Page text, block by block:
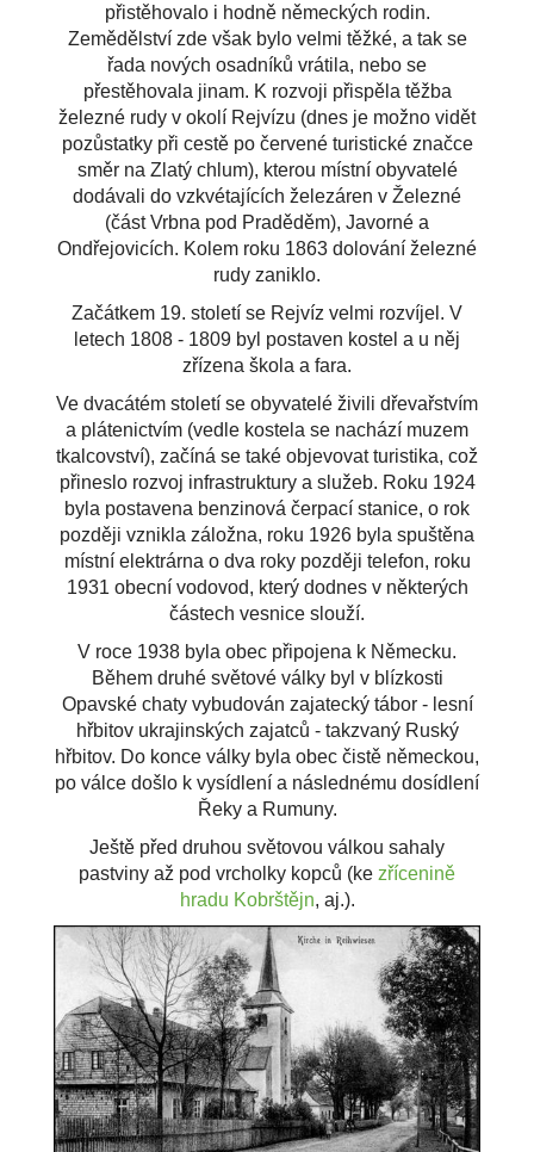
přistěhovalo i hodně německých rodin.
Zemědělství zde však bylo velmi těžké, a tak se
řada nových osadníků vrátila, nebo se
přestěhovala jinam. K rozvoji přispěla těžba
železné rudy v okolí Rejvízu (dnes je možno vidět
pozůstatky při cestě po červené turistické značce
směr na Zlatý chlum), kterou místní obyvatelé
dodávali do vzkvétajících železáren v Železné
(část Vrbna pod Praděděm), Javorné a
Ondřejovicích. Kolem roku 1863 dolování železné
rudy zaniklo.
Začátkem 19. století se Rejvíz velmi rozvíjel. V
letech 1808 - 1809 byl postaven kostel a u něj
zřízena škola a fara.
Ve dvacátém století se obyvatelé živili dřevařstvím
a plátenictvím (vedle kostela se nachází muzem
tkalcovství), začíná se také objevovat turistika, což
přineslo rozvoj infrastruktury a služeb. Roku 1924
byla postavena benzinová čerpací stanice, o rok
později vznikla záložna, roku 1926 byla spuštěna
místní elektrárna o dva roky později telefon, roku
1931 obecní vodovod, který dodnes v některých
částech vesnice slouží.
V roce 1938 byla obec připojena k Německu.
Během druhé světové války byl v blízkosti
Opavské chaty vybudován zajatecký tábor - lesní
hřbitov ukrajinských zajatců - takzvaný Ruský
hřbitov. Do konce války byla obec čistě německou,
po válce došlo k vysídlení a následnému dosídlení
Řeky a Rumuny.
Ještě před druhou světovou válkou sahaly
pastviny až pod vrcholky kopců (ke zřícenině
hradu Kobrštějn, aj.).